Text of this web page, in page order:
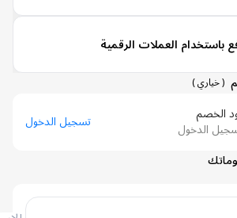
العملات الرقمية
)
تسجيل الدخول